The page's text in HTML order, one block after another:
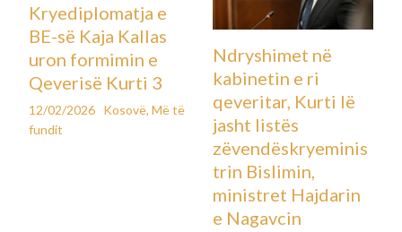
Kryediplomatja e
BE-së Kaja Kallas
uron formimin e
Qeverisë Kurti 3
12/02/2026 Kosovë,Më të
fundit
Ndryshimet në
kabinetin e ri
qeveritar, Kurti lë
jasht listës
zëvendëskryeminis
trin Bislimin,
ministret Hajdarin
e Nagavcin